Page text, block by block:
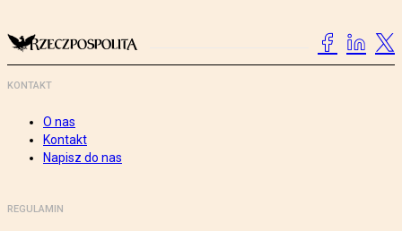
KONTAKT
O nas
Kontakt
Napisz do nas
REGULAMIN